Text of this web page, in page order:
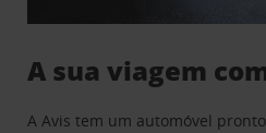
A sua viagem
A Avis tem um automóvel